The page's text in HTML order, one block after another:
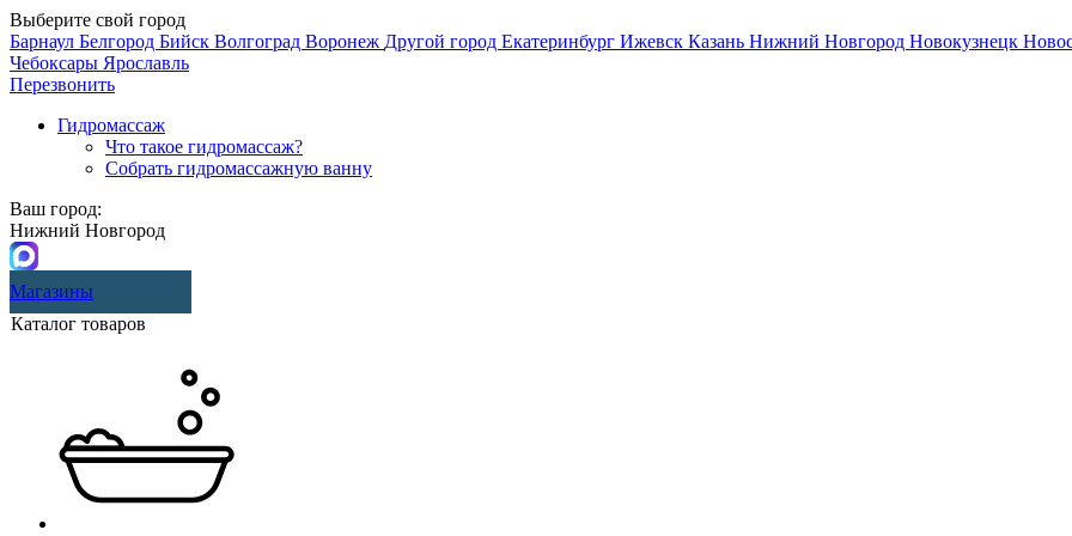
Выберите свой город
Барнаул Белгород Бийск Волгоград Воронеж Другой город Екатеринбург Ижевск Казань Нижний Новгород Новокузнецк
Чебоксары Ярославль
Перезвонить
Гидромассаж
Что такое гидромассаж?
Собрать гидромассажную ванну
Ваш город:
Нижний Новгород
Магазины
Каталог товаров